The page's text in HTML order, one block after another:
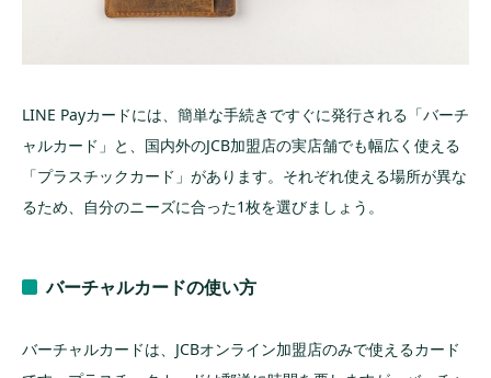
LINE Payカードには、簡単な手続きですぐに発行される「バーチ
ャルカード」と、国内外のJCB加盟店の実店舗でも幅広く使える
「プラスチックカード」があります。それぞれ使える場所が異な
るため、自分のニーズに合った1枚を選びましょう。
バーチャルカードの使い方
バーチャルカードは、JCBオンライン加盟店のみで使えるカード